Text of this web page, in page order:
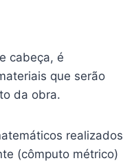
cabeça, é
que serão
da obra.
realizados
(cômputo métrico)